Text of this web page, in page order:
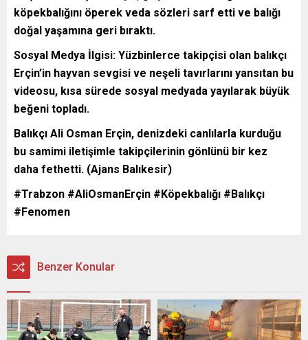
köpekbalığını öperek veda sözleri sarf etti ve balığı
doğal yaşamına geri bıraktı.
Sosyal Medya İlgisi: Yüzbinlerce takipçisi olan balıkçı
Erçin’in hayvan sevgisi ve neşeli tavırlarını yansıtan bu
videosu, kısa sürede sosyal medyada yayılarak büyük
beğeni topladı.
Balıkçı Ali Osman Erçin, denizdeki canlılarla kurduğu
bu samimi iletişimle takipçilerinin gönlünü bir kez
daha fethetti. (Ajans Balıkesir)
#Trabzon #AliOsmanErçin #Köpekbalığı #Balıkçı
#Fenomen
Benzer Konular